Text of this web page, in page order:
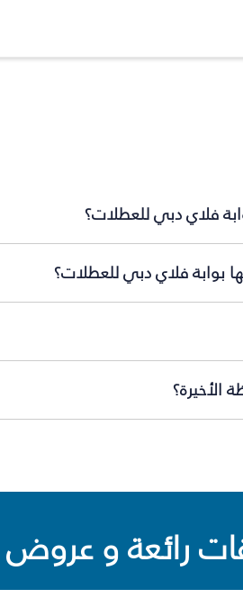
فلاي دبي للعطلات؟
بوابة فلاي دبي للعطلات؟
الأخيرة؟
رائعة و عروض